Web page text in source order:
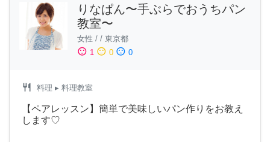
りなぱん〜手ぶらでおうちパン
教室〜
女性 / / 東京都
sentiment_satisfied 1 sentiment_neutral 0 sentiment_dissatisfied 0
restaurant 料理 ▸ 料理教室
【ペアレッスン】簡単で美味しいパン作りをお教え
します♡